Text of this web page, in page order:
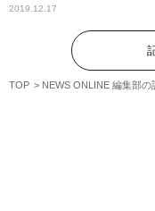
2019.12.17
TOP NEWS ONLINE 編集部の